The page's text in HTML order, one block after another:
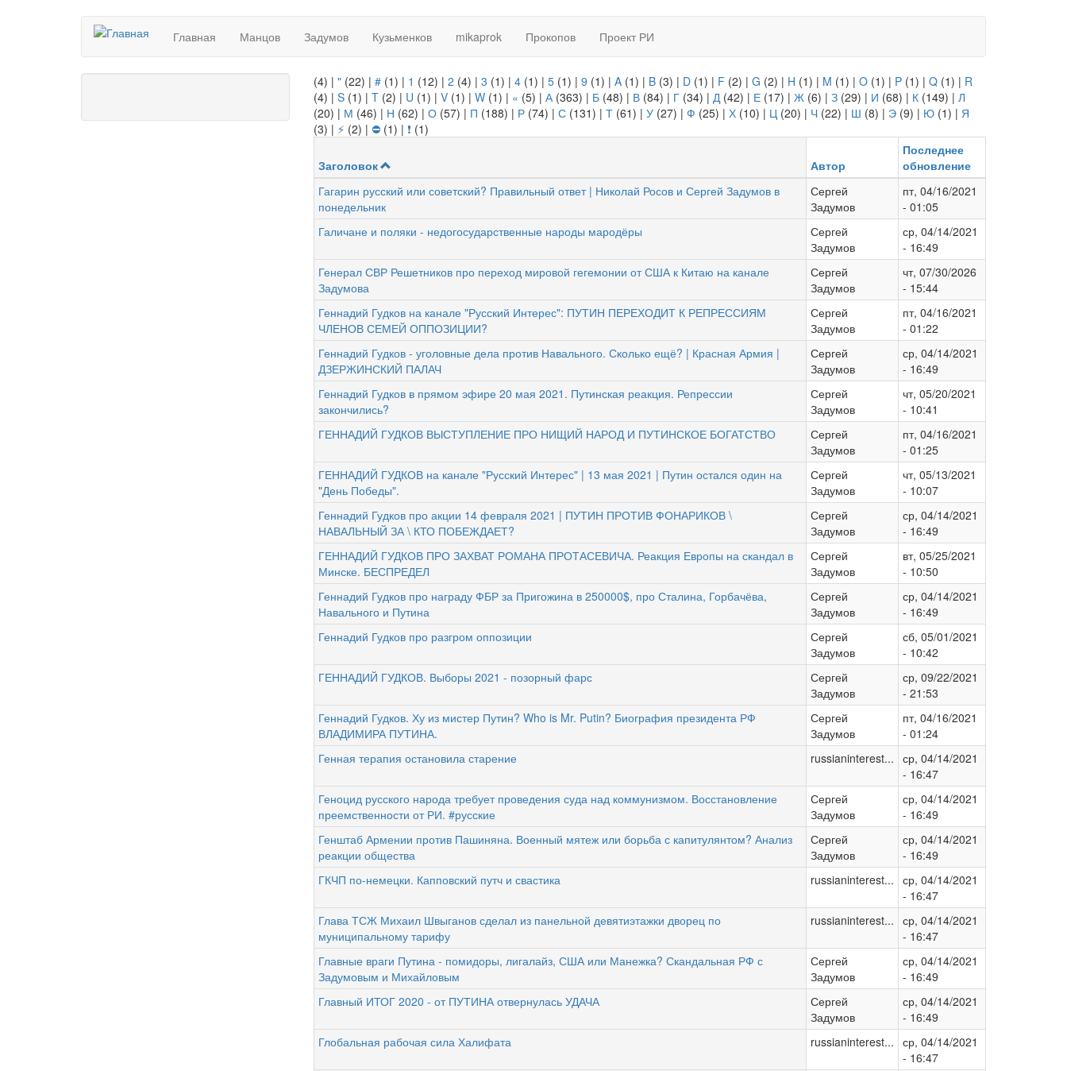
Главная Манцов Задумов Кузьменков mikaprok Прокопов Проект РИ
(4) | "(22) | #(1) | 1 (12) | 2 (4) | 3 (1) | 4(1) | 5(1) | 9 (1) | A(1) | B(3) | D(1) | F (2) | G (2) | H (1) | M (1) | O(1) | P(1) | Q(1) | R
(4) | S(1) | T(2) | U (1) | V(1) | W(1) | « (5) | А(363) | Б(48) | В(84) | Г(34) | Д(42) | Е(17) | Ж(6) | З(29) | И (68) | К(149) | Л
(20) | М (46) | Н (62) | О(57) | П (188) | Р(74) | С(131) | Т(61) | У(27) | Ф (25) | Х(10) | Ц(20) | Ч(22) | Ш (8) | Э(9) | Ю(1) | Я
(3) | ⚡ (2) | ⛔(1) | ❗ (1)
Заголовок Автор
Последнее
обновление
Гагарин русский или советский? Правильный ответ | Николай Росов и Сергей Задумов в
понедельник
Сергей
Задумов
пт, 04/16/2021
- 01:05
Галичане и поляки - недогосударственные народы мародёры
Сергей
Задумов
ср, 04/14/2021
- 16:49
Генерал СВР Решетников про переход мировой гегемонии от США к Китаю на канале
Задумова
Сергей
Задумов
чт, 07/30/2026
- 15:44
Геннадий Гудков на канале "Русский Интерес": ПУТИН ПЕРЕХОДИТ К РЕПРЕССИЯМ
ЧЛЕНОВ СЕМЕЙ ОППОЗИЦИИ?
Сергей
Задумов
пт, 04/16/2021
- 01:22
Геннадий Гудков - уголовные дела против Навального. Сколько ещё? | Красная Армия |
ДЗЕРЖИНСКИЙ ПАЛАЧ
Сергей
Задумов
ср, 04/14/2021
- 16:49
Геннадий Гудков в прямом эфире 20 мая 2021. Путинская реакция. Репрессии
закончились?
Сергей
Задумов
чт, 05/20/2021
- 10:41
ГЕННАДИЙ ГУДКОВ ВЫСТУПЛЕНИЕ ПРО НИЩИЙ НАРОД И ПУТИНСКОЕ БОГАТСТВО
Сергей
Задумов
пт, 04/16/2021
- 01:25
ГЕННАДИЙ ГУДКОВ на канале "Русский Интерес" | 13 мая 2021 | Путин остался один на
"День Победы".
Сергей
Задумов
чт, 05/13/2021
- 10:07
Геннадий Гудков про акции 14 февраля 2021 | ПУТИН ПРОТИВ ФОНАРИКОВ \
НАВАЛЬНЫЙ ЗА \ КТО ПОБЕЖДАЕТ?
Сергей
Задумов
ср, 04/14/2021
- 16:49
ГЕННАДИЙ ГУДКОВ ПРО ЗАХВАТ РОМАНА ПРОТАСЕВИЧА. Реакция Европы на скандал в
Минске. БЕСПРЕДЕЛ
Сергей
Задумов
вт, 05/25/2021
- 10:50
Геннадий Гудков про награду ФБР за Пригожина в 250000$, про Сталина, Горбачёва,
Навального и Путина
Сергей
Задумов
ср, 04/14/2021
- 16:49
Геннадий Гудков про разгром оппозиции
Сергей
Задумов
сб, 05/01/2021
- 10:42
ГЕННАДИЙ ГУДКОВ. Выборы 2021 - позорный фарс
Сергей
Задумов
ср, 09/22/2021
- 21:53
Геннадий Гудков. Ху из мистер Путин? Who is Mr. Putin? Биография президента РФ
ВЛАДИМИРА ПУТИНА.
Сергей
Задумов
пт, 04/16/2021
- 01:24
Генная терапия остановила старение
russianinterest... ср, 04/14/2021
- 16:47
Геноцид русского народа требует проведения суда над коммунизмом. Восстановление
преемственности от РИ. #русские
Сергей
Задумов
ср, 04/14/2021
- 16:49
Генштаб Армении против Пашиняна. Военный мятеж или борьба с капитулянтом? Анализ
реакции общества
Сергей
Задумов
ср, 04/14/2021
- 16:49
ГКЧП по-немецки. Капповский путч и свастика
russianinterest... ср, 04/14/2021
- 16:47
Глава ТСЖ Михаил Швыганов сделал из панельной девятиэтажки дворец по
муниципальному тарифу
russianinterest... ср, 04/14/2021
- 16:47
Главные враги Путина - помидоры, лигалайз, США или Манежка? Скандальная РФ с
Задумовым и Михайловым
Сергей
Задумов
ср, 04/14/2021
- 16:49
Главный ИТОГ 2020 - от ПУТИНА отвернулась УДАЧА
Сергей
Задумов
ср, 04/14/2021
- 16:49
Глобальная рабочая сила Халифата
russianinterest... ср, 04/14/2021
- 16:47